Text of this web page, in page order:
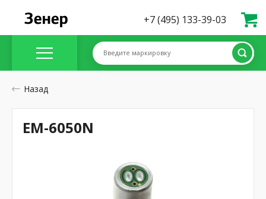
+7 (495) 133-39-03
Введите маркировку
Назад
EM-6050N